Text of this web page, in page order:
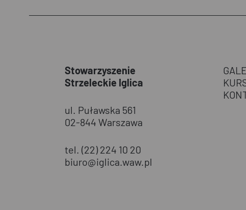
Stowarzyszenie
Strzeleckie Iglica
ul. Puławska 561
02-844 Warszawa
tel. (22) 224 10 20
biuro@iglica.waw.pl